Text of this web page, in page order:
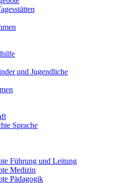
und Jugendliche
Sprache
Führung und Leitung
Medizin
Pädagogik